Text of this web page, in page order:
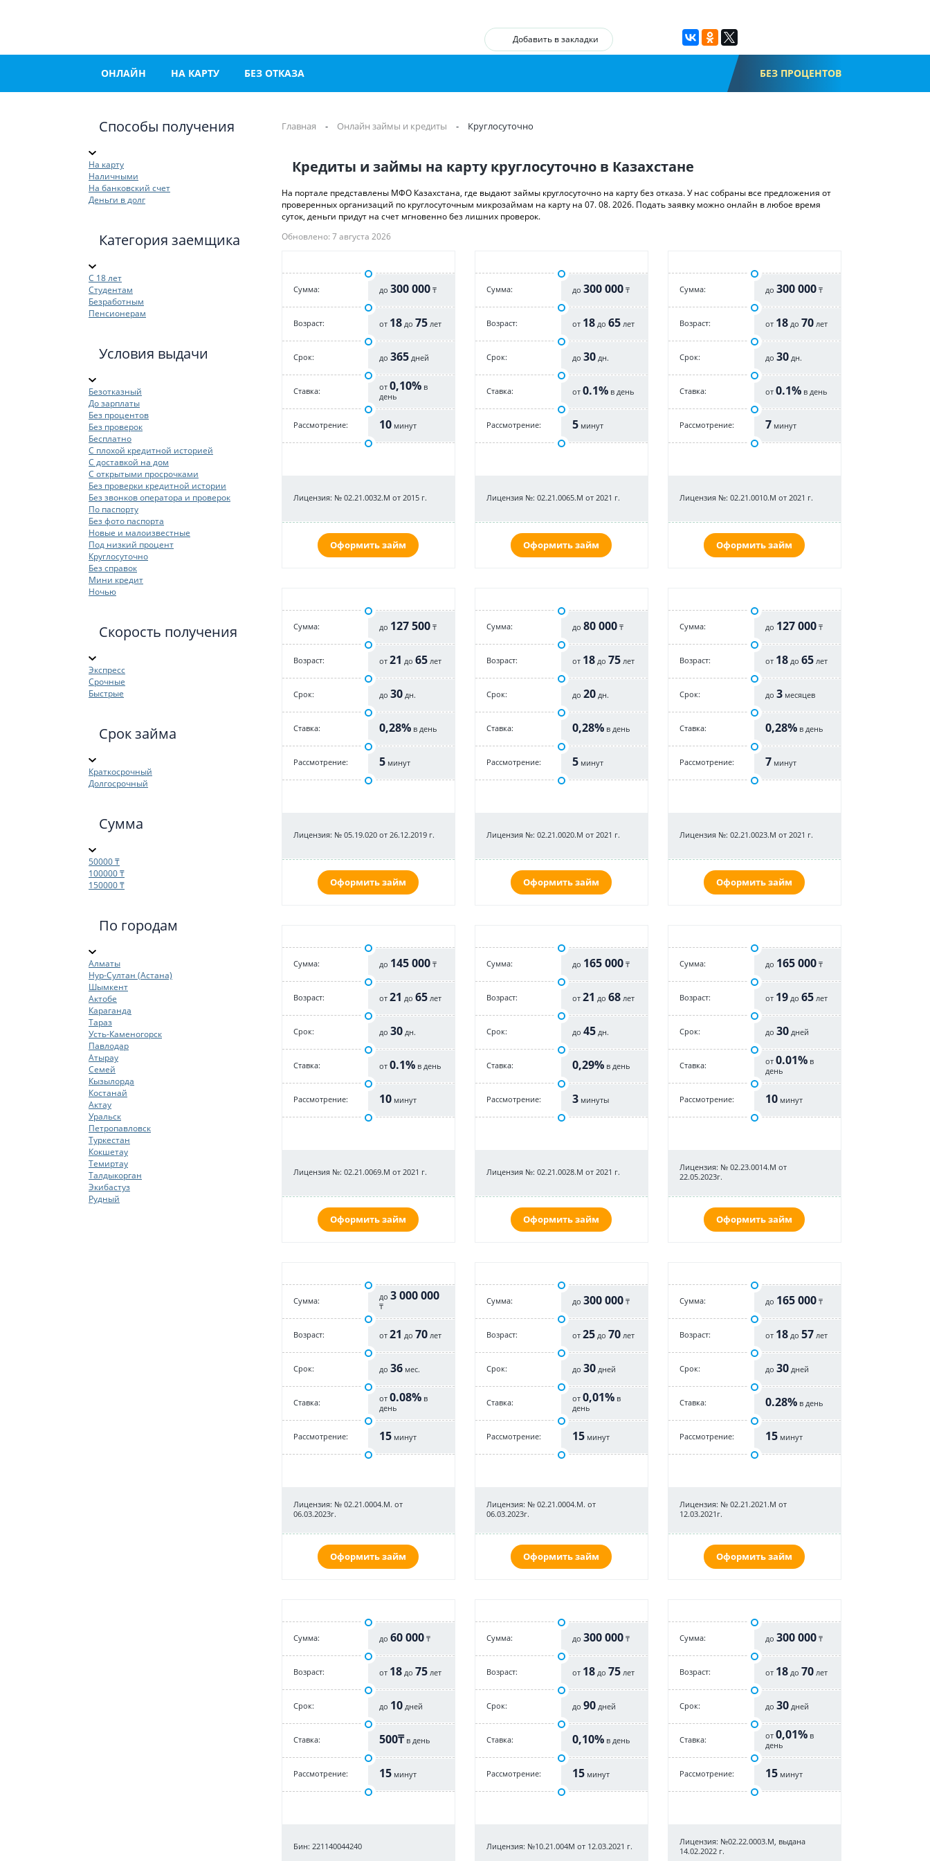
Добавить в закладки
ОНЛАЙН НА КАРТУ БЕЗ ОТКАЗА БЕЗ ПРОЦЕНТОВ
Способы получения
На карту
Наличными
На банковский счет
Деньги в долг
Категория заемщика
С 18 лет
Студентам
Безработным
Пенсионерам
Условия выдачи
Безотказный
До зарплаты
Без процентов
Без проверок
Бесплатно
С плохой кредитной историей
С доставкой на дом
С открытыми просрочками
Без проверки кредитной истории
Без звонков оператора и проверок
По паспорту
Без фото паспорта
Новые и малоизвестные
Под низкий процент
Круглосуточно
Без справок
Мини кредит
Ночью
Скорость получения
Экспресс
Срочные
Быстрые
Срок займа
Краткосрочный
Долгосрочный
Сумма
50000 ₸
100000 ₸
150000 ₸
По городам
Алматы
Нур-Султан (Астана)
Шымкент
Актобе
Караганда
Тараз
Усть-Каменогорск
Павлодар
Атырау
Семей
Кызылорда
Костанай
Актау
Уральск
Петропавловск
Туркестан
Кокшетау
Темиртау
Талдыкорган
Экибастуз
Рудный
Главная - Онлайн займы и кредиты - Круглосуточно
Кредиты и займы на карту круглосуточно в Казахстане
На портале представлены МФО Казахстана, где выдают займы круглосуточно на карту без отказа. У нас собраны все предложения от
проверенных организаций по круглосуточным микрозаймам на карту на 07. 08. 2026. Подать заявку можно онлайн в любое время
суток, деньги придут на счет мгновенно без лишних проверок.
Обновлено: 7 августа 2026
Cумма: до300 000 ₸
Возраст: от 18 до 75 лет
Срок: до365 дней
Cтавка: от0,10% в
день
Рассмотрение: 10 минут
Лицензия: № 02.21.0032.М от 2015 г.
Оформить займ
Cумма: до300 000 ₸
Возраст: от 18 до65 лет
Срок: до30 дн.
Cтавка: от0.1% в день
Рассмотрение: 5 минут
Лицензия №: 02.21.0065.M от 2021 г.
Оформить займ
Cумма: до300 000 ₸
Возраст: от 18 до 70 лет
Срок: до30 дн.
Cтавка: от0.1% в день
Рассмотрение: 7 минут
Лицензия №: 02.21.0010.M от 2021 г.
Оформить займ
Cумма: до 127 500 ₸
Возраст: от21 до65 лет
Срок: до30 дн.
Cтавка: 0,28% в день
Рассмотрение: 5 минут
Лицензия: № 05.19.020 от 26.12.2019 г.
Оформить займ
Cумма: до80 000 ₸
Возраст: от 18 до 75 лет
Срок: до20 дн.
Cтавка: 0,28% в день
Рассмотрение: 5 минут
Лицензия №: 02.21.0020.M от 2021 г.
Оформить займ
Cумма: до 127 000 ₸
Возраст: от 18 до65 лет
Срок: до3 месяцев
Cтавка: 0,28% в день
Рассмотрение: 7 минут
Лицензия №: 02.21.0023.M от 2021 г.
Оформить займ
Cумма: до 145 000 ₸
Возраст: от21 до65 лет
Срок: до30 дн.
Cтавка: от0.1% в день
Рассмотрение: 10 минут
Лицензия №: 02.21.0069.M от 2021 г.
Оформить займ
Cумма: до 165 000 ₸
Возраст: от21 до68 лет
Срок: до45 дн.
Cтавка: 0,29% в день
Рассмотрение: 3 минуты
Лицензия №: 02.21.0028.M от 2021 г.
Оформить займ
Cумма: до 165 000 ₸
Возраст: от 19 до65 лет
Срок: до30 дней
Cтавка: от0.01% в
день
Рассмотрение: 10 минут
Лицензия: № 02.23.0014.М от
22.05.2023г.
Оформить займ
Cумма: до3 000 000
₸
Возраст: от21 до 70 лет
Срок: до36 мес.
Cтавка: от0.08% в
день
Рассмотрение: 15 минут
Лицензия: № 02.21.0004.М. от
06.03.2023г.
Оформить займ
Cумма: до300 000 ₸
Возраст: от25 до 70 лет
Срок: до30 дней
Cтавка: от0,01% в
день
Рассмотрение: 15 минут
Лицензия: № 02.21.0004.М. от
06.03.2023г.
Оформить займ
Cумма: до 165 000 ₸
Возраст: от 18 до57 лет
Срок: до30 дней
Cтавка: 0.28% в день
Рассмотрение: 15 минут
Лицензия: № 02.21.2021.M от
12.03.2021г.
Оформить займ
Cумма: до60 000 ₸
Возраст: от 18 до 75 лет
Срок: до 10 дней
Cтавка: 500₸в день
Рассмотрение: 15 минут
Бин: 221140044240
Cумма: до300 000 ₸
Возраст: от 18 до 75 лет
Срок: до90 дней
Cтавка: 0,10% в день
Рассмотрение: 15 минут
Лицензия: №10.21.004М от 12.03.2021 г.
Cумма: до300 000 ₸
Возраст: от 18 до 70 лет
Срок: до30 дней
Cтавка: от0,01% в
день
Рассмотрение: 15 минут
Лицензия: №02.22.0003.М, выдана
14.02.2022 г.